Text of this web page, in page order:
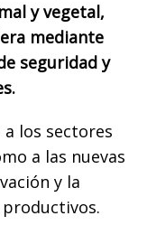
y vegetal,
mediante
seguridad y
los sectores
a las nuevas
y la